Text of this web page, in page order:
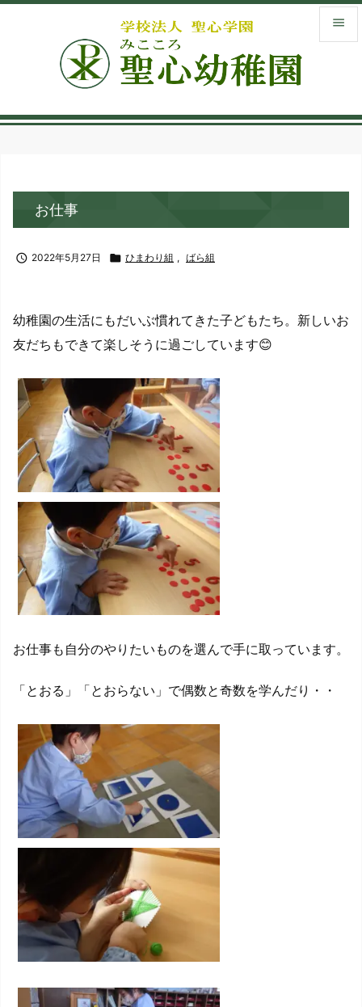

サイド
library_books
お仕事
 2022年5月27日  ひまわり組 , ばら組
幼稚園の生活にもだいぶ慣れてきた子どもたち。新しいお
友だちもできて楽しそうに過ごしています😊
お仕事も自分のやりたいものを選んで手に取っています。
「とおる」「とおらない」で偶数と奇数を学んだり・・